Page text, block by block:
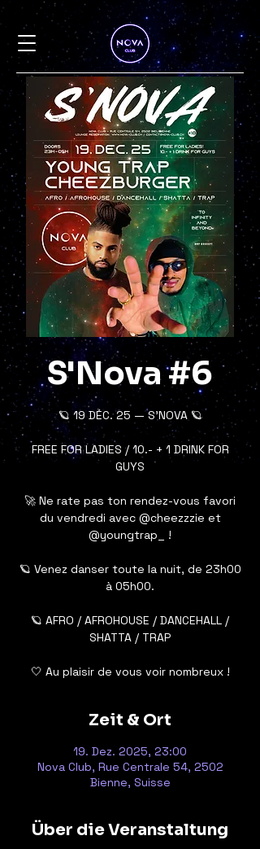
S'Nova #6
🪐 19 DÉC. 25 — S’NOVA 🪐
FREE FOR LADIES / 10.- + 1 DRINK FOR
GUYS
🚀 Ne rate pas ton rendez-vous favori
du vendredi avec @cheezzzie et
@youngtrap_ !
🪐 Venez danser toute la nuit, de 23h00
à 05h00.
🪐 AFRO / AFROHOUSE / DANCEHALL /
SHATTA / TRAP
🤍 Au plaisir de vous voir nombreux !
Zeit & Ort
19. Dez. 2025, 23:00
Nova Club, Rue Centrale 54, 2502
Bienne, Suisse
Über die Veranstaltung